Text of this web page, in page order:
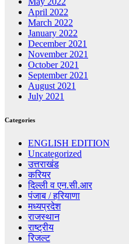
April 2022
March 2022
January 2022
December 2021
November 2021
October 2021
September 2021
August 2021
July 2021
Categories
ENGLISH EDITION
Uncategorized
उत्तराखंड
करियर
दिल्ली व एन.सी.आर
पंजाब / हरियाणा
मध्यप्रदेश
राजस्थान
राष्ट्रीय
रिजल्ट